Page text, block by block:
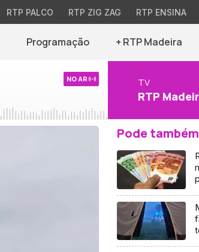
RTP PALCO RTP ZIG ZAG RTP ENSINA
Programação + RTP Madeira
NO AR TV
RTP
Pode